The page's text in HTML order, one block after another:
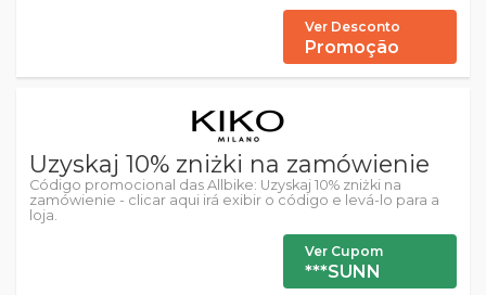
Ver Desconto
Promoção
Uzyskaj 10% zniżki na zamówienie
Código promocional das Allbike: Uzyskaj 10% zniżki na
zamówienie - clicar aqui irá exibir o código e levá-lo para a
loja.
Ver Cupom
***SUNN